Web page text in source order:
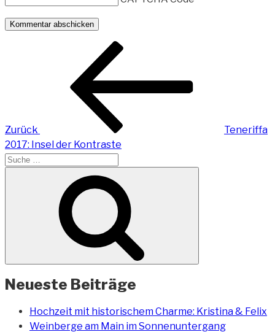
Beitragsnavigation
Zurück
Teneriffa
2017: Insel der Kontraste
Suche
Neueste Beiträge
Hochzeit mit historischem Charme: Kristina & Felix
Weinberge am Main im Sonnenuntergang